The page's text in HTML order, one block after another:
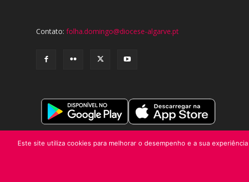
Contato: folha.domingo@diocese-algarve.pt
Este site utiliza cookies para melhorar o desempenho e a sua